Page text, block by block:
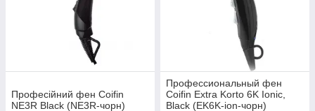
Професійний фен Coifin
NE3R Black (NE3R-чорн)
Профессиональный фен
Coifin Extra Korto 6K Ionic,
Black (EK6K-ion-чорн)